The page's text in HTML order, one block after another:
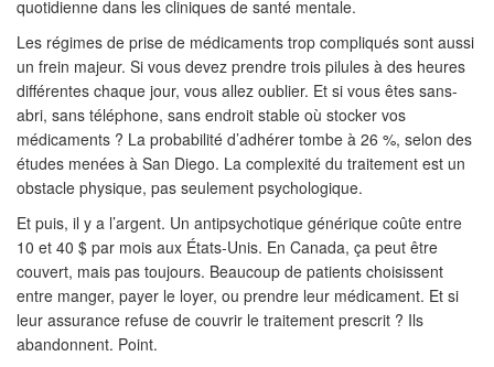
quotidienne dans les cliniques de santé mentale.
Les régimes de prise de médicaments trop compliqués sont aussi
un frein majeur. Si vous devez prendre trois pilules à des heures
différentes chaque jour, vous allez oublier. Et si vous êtes sans-
abri, sans téléphone, sans endroit stable où stocker vos
médicaments ? La probabilité d’adhérer tombe à 26 %, selon des
études menées à San Diego. La complexité du traitement est un
obstacle physique, pas seulement psychologique.
Et puis, il y a l’argent. Un antipsychotique générique coûte entre
10 et 40 $ par mois aux États-Unis. En Canada, ça peut être
couvert, mais pas toujours. Beaucoup de patients choisissent
entre manger, payer le loyer, ou prendre leur médicament. Et si
leur assurance refuse de couvrir le traitement prescrit ? Ils
abandonnent. Point.